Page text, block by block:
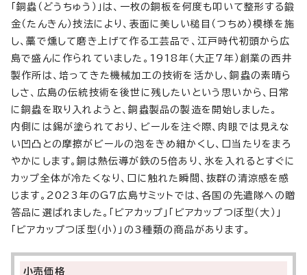
「銅蟲（どうちゅう）」は、一枚の銅板を何度も叩いて整形する鍛
金（たんきん）技法により、表面に美しい槌目（つちめ）模様を施
し、藁で燻して磨き上げて作る工芸品で、江戸時代初頭から広
島で盛んに作られていました。1918年（大正7年）創業の西井
製作所は、培ってきた機械加工の技術を活かし、銅蟲の素晴ら
しさ、広島の伝統技術を後世に残したいという思いから、日常
に銅蟲を取り入れようと、銅蟲製品の製造を開始しました。
内側には錫が塗られており、ビールを注ぐ際、肉眼では見えな
い凹凸との摩擦がビールの泡をきめ細かくし、口当たりをまろ
やかにします。銅は熱伝導が鉄の5倍あり、氷を入れるとすぐに
カップ全体が冷たくなり、口に触れた瞬間、抜群の清涼感を感
じます。2023年のG7広島サミットでは、各国の先遣隊への贈
答品に選ばれました。「ビアカップ」「ビアカップつぼ型（大）」
「ビアカップつぼ型（小）」の3種類の商品があります。
小売価格